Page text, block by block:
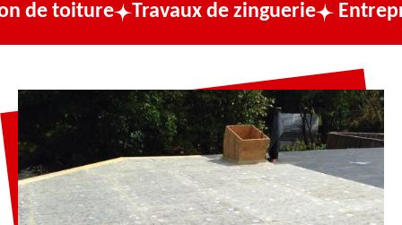
Travaux de zinguerie Entreprise de